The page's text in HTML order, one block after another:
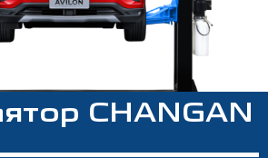
CHANGAN